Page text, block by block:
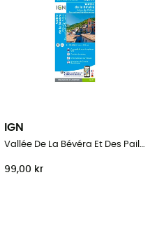
IGN
Vallée De La Bévéra Et Des Paillons - Pn Du Mercantour
99,00 kr